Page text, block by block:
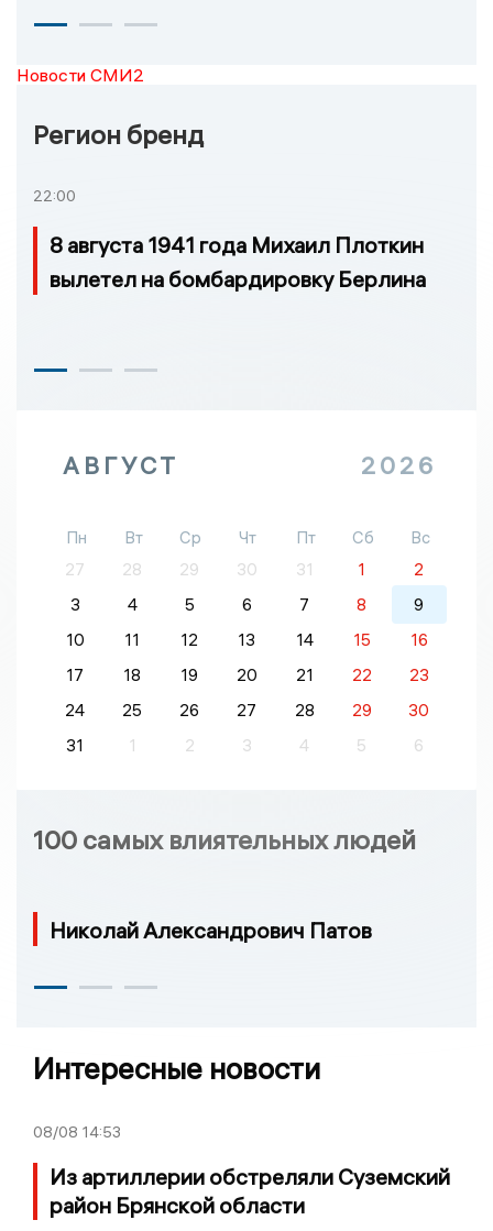
Новости СМИ2
Регион бренд
22:00
8 августа 1941 года Михаил Плоткин
вылетел на бомбардировку Берлина
АВГУСТ 2026
Пн Вт Ср Чт Пт Сб
Вс
27
28 29 30 31 1
2
3
4 5 6 7 8
9
10
11 12 13 14 15
16
17
18 19 20 21 22
23
24
25 26 27 28 29
30
31
1 2 3 4 5 6
100 самых влиятельных людей
Николай Александрович Патов
Интересные новости
08/08 14:53
Из артиллерии обстреляли Суземский
район Брянской области